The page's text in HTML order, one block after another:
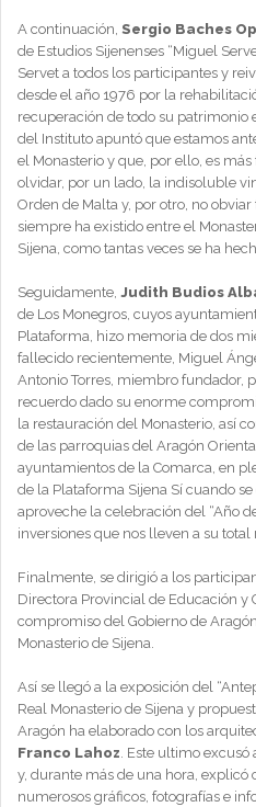
A continuación, Sergio Baches
de Estudios Sijenenses “Miguel
Servet a todos los participantes y
desde el año 1976 por la
recuperación de todo su patrimonio
del Instituto apuntó que estamos
el Monasterio y que, por ello, es
olvidar, por un lado, la indisoluble
Orden de Malta y, por otro, no
siempre ha existido entre el
Sijena, como tantas veces se ha
Seguidamente, Judith Budios
de Los Monegros, cuyos
Plataforma, hizo memoria de dos
fallecido recientemente, Miguel
Antonio Torres, miembro fundador,
recuerdo dado su enorme
la restauración del Monasterio, así
de las parroquias del Aragón
ayuntamientos de la Comarca, en
de la Plataforma Sijena Sí cuando
aproveche la celebración del “Año
inversiones que nos lleven a su total
Finalmente, se dirigió a los
Directora Provincial de Educación y
compromiso del Gobierno de
Monasterio de Sijena.
Así se llegó a la exposición del
Real Monasterio de Sijena y
Aragón ha elaborado con los
Franco Lahoz. Este ultimo excusó
y, durante más de una hora, explicó
numerosos gráficos, fotografías e